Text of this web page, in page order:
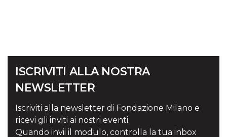
ISCRIVITI ALLA NOSTRA
NEWSLETTER
Iscriviti alla newsletter di Fondazione Milano e
ricevi gli inviti ai nostri eventi.
Quando invii il modulo, controlla la tua inbox